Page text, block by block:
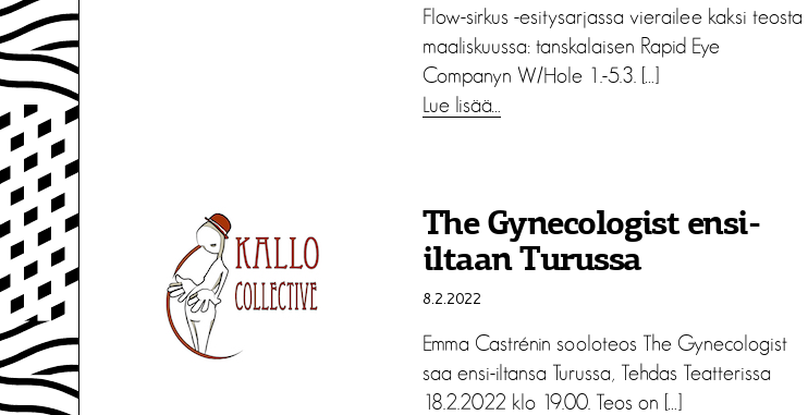
Flow-sirkus -esitysarjassa vierailee kaksi teosta
maaliskuussa: tanskalaisen Rapid Eye
Companyn W/Hole 1.-5.3. […]
Lue lisää…
The Gynecologist ensi-
iltaan Turussa
8.2.2022
Emma Castrénin sooloteos The Gynecologist
saa ensi-iltansa Turussa, Tehdas Teatterissa
18.2.2022 klo 19.00. Teos on […]